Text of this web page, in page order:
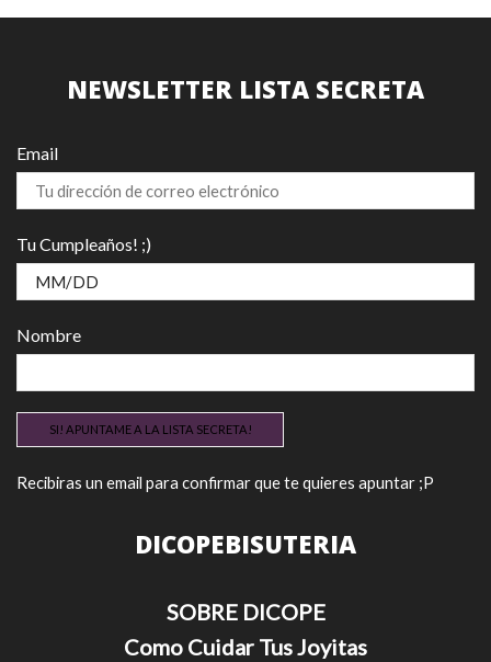
NEWSLETTER LISTA SECRETA
Email
Tu Cumpleaños! ;)
Nombre
Recibiras un email para confirmar que te quieres apuntar ;P
DICOPEBISUTERIA
SOBRE DICOPE
Como Cuidar Tus Joyitas